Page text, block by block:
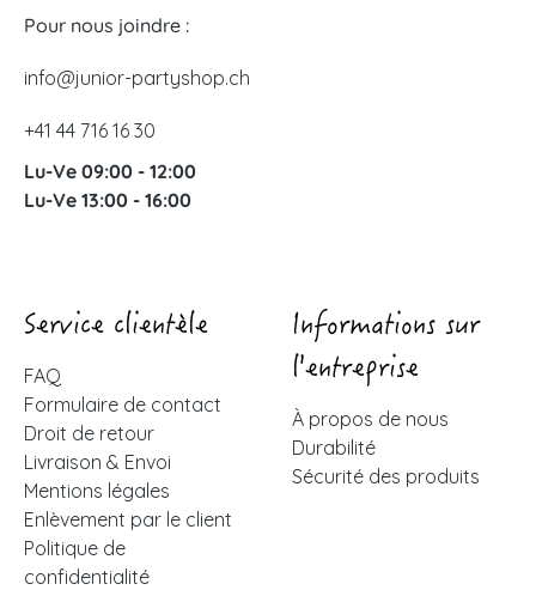
Pour nous joindre :
info@junior-partyshop.ch
+41 44 716 16 30
Lu-Ve 09:00 - 12:00
Lu-Ve 13:00 - 16:00
Service clientèle
FAQ
Formulaire de contact
Droit de retour
Livraison & Envoi
Mentions légales
Enlèvement par le client
Politique de
confidentialité
Informations sur
l'entreprise
À propos de nous
Durabilité
Sécurité des produits